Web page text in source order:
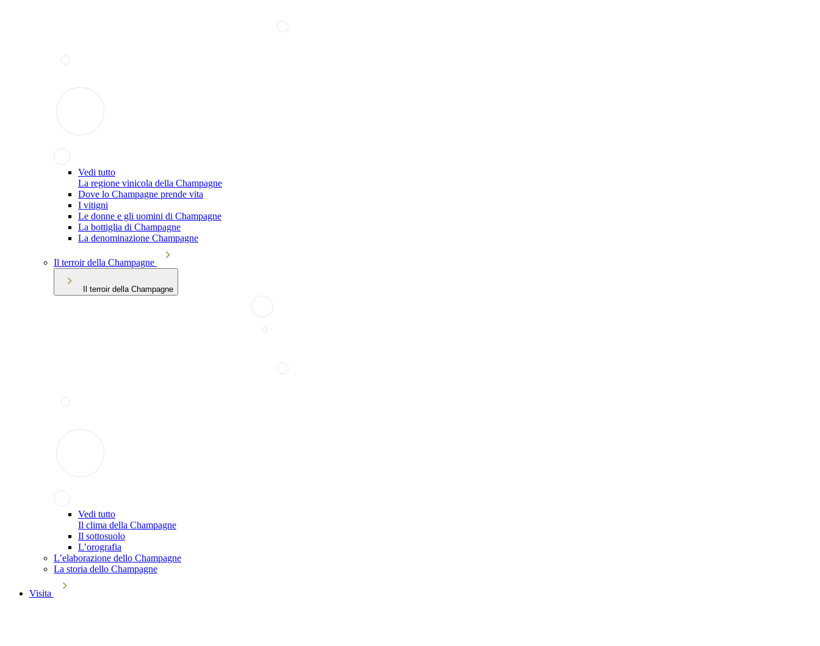
Vedi tutto
La regione vinicola della Champagne
Dove lo Champagne prende vita
I vitigni
Le donne e gli uomini di Champagne
La bottiglia di Champagne
La denominazione Champagne
Il terroir della Champagne
Il terroir della Champagne
Vedi tutto
Il clima della Champagne
Il sottosuolo
L’orografia
L’elaborazione dello Champagne
La storia dello Champagne
Visita